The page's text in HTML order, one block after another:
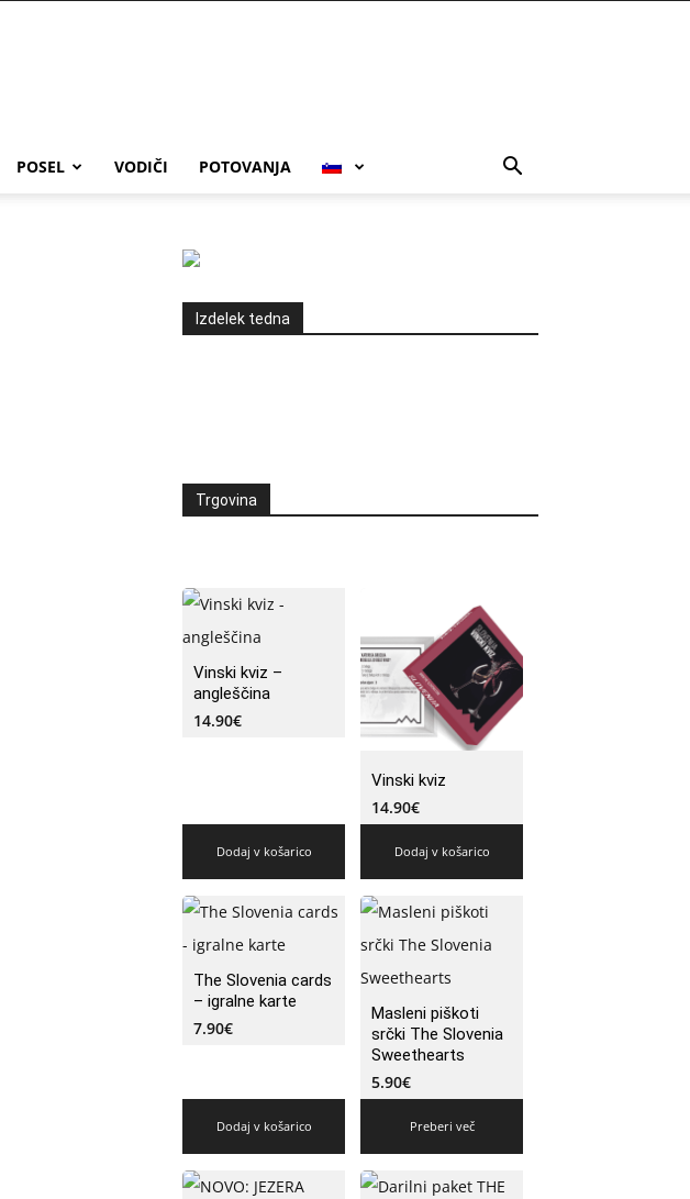
POSEL VODIČI POTOVANJA
Izdelek tedna
Trgovina
Vinski kviz –
angleščina
14.90€
Dodaj v košarico
Vinski kviz
14.90€
Dodaj v košarico
The Slovenia cards
– igralne karte
7.90€
Dodaj v košarico
Masleni piškoti
srčki The Slovenia
Sweethearts
5.90€
Preberi več